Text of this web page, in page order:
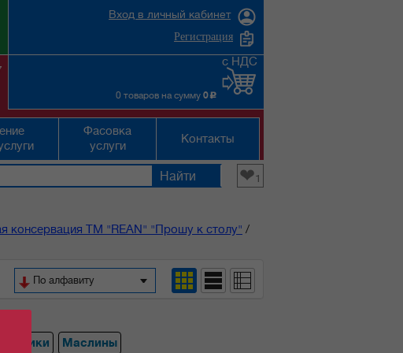
Вход в личный кабинет
Регистрация
0 товаров на сумму 0 c
с НДС
Фасовка
услуги
Контакты
❤1
консервация ТМ "REAN" "Прошу к столу" /
По алфавиту
Персики Маслины